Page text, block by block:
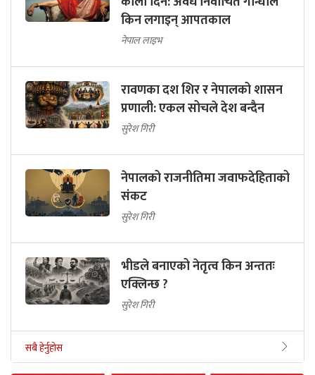
किन लगाइन् आपतकाल
नेपाल लाइभ
रावणका दश शिर र नेपालको शासन
प्रणाली: एकल सोचले देश बन्दैन
सुरेश गिरी
नेपालको राजनीतिमा जवाफदेहिताको
संकट
सुरेश गिरी
भीडले बनाएको नेतृत्व किन अन्ततः
एक्लिन्छ ?
सुरेश गिरी
सबै हेर्नुहोस